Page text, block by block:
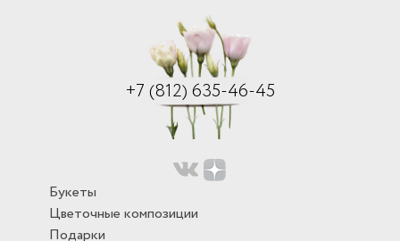
+7 (812) 635-46-45
Букеты
Цветочные композиции
Подарки